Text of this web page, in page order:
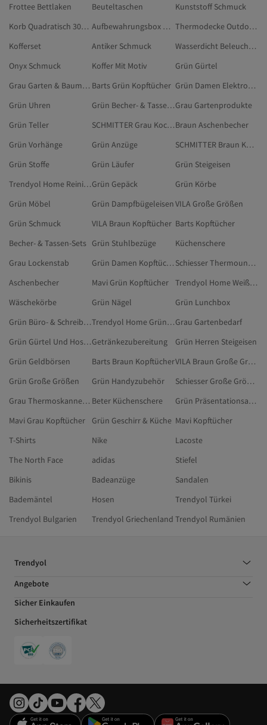
Frottee Bettlaken
Beuteltaschen
Kunststoff Schmuck
Korb Quadratisch 30X30
Aufbewahrungsbox Küche
Thermodecke Outdoor Winter
Kofferset
Antiker Schmuck
Wasserdicht Beleuchtung
Onyx Schmuck
Koffer Mit Motiv
Grün Gürtel
Grau Garten & Baumarkt Barts Grün Kopftücher
Grün Damen Elektronik
Grün Uhren
Grün Becher- & Tassen-SetsGrau Gartenprodukte
Grün Teller
SCHMITTER Grau KochenBraun Aschenbecher
Grün Vorhänge
Grün Anzüge
SCHMITTER Braun Kochen
Grün Stoffe
Grün Läufer
Grün Steigeisen
Trendyol Home ReinigungswerkzeugeGrün Gepäck
Grün Körbe
Grün Möbel
Grün DampfbügeleisenVILA Große Größen
Grün Schmuck
VILA Braun Kopftücher Barts Kopftücher
Becher- & Tassen-Sets Grün Stuhlbezüge
Küchenschere
Grau Lockenstab
Grün Damen Kopftücher
Schiesser Thermounterwäsche
Aschenbecher
Mavi Grün Kopftücher
Trendyol Home Weiß Reinigungswerkzeuge
Wäschekörbe
Grün Nägel
Grün Lunchbox
Grün Büro- & Schreibwaren
Trendyol Home Grün Thermoskannen Und BecherGrau Gartenbedarf
Grün Gürtel Und HosenträgerGetränkezubereitung
Grün Herren Steigeisen
Grün Geldbörsen
Barts Braun Kopftücher
VILA Braun Große Größen
Grün Große Größen
Grün Handyzubehör
Schiesser Große Größen
Grau Thermoskannen Und Becher Beter Küchenschere
Grün Präsentationsartikel Für Tee Und Kaffee
Mavi Grau Kopftücher
Grün Geschirr & Küche Mavi Kopftücher
T-Shirts
Nike
Lacoste
The North Face
adidas
Stiefel
Bikinis
Badeanzüge
Sandalen
Bademäntel
Hosen
Trendyol Türkei
Trendyol Bulgarien
Trendyol Griechenland Trendyol Rumänien
Trendyol
Angebote
Sicher Einkaufen
Sicherheitszertifikat